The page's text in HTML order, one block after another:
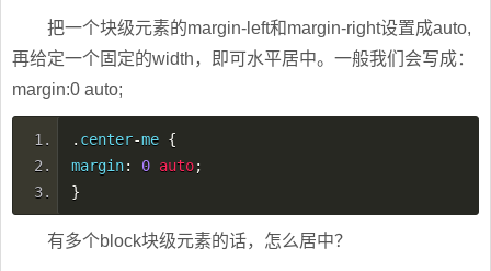
把一个块级元素的margin-left和margin-right设置成auto,
再给定一个固定的width，即可水平居中。一般我们会写成：
margin:0 auto;
. center-me {
margin: 0 auto;
}
有多个block块级元素的话，怎么居中？